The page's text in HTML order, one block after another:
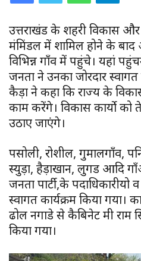
उत्तराखंड के शहरी विकास और
मंत्रिमंडल में शामिल होने के बाद
विभिन्न गाँव में पहुंचे। यहां
जनता ने उनका जोरदार स्वागत
कैड़ा ने कहा कि राज्य के
काम करेंगे। विकास कार्यो
उठाए जाएंगे।
पसोली, रोशील, गुमालगाँव,
स्युड़ा, हैड़ाखान, लुगड आदि
जनता पार्टी,के
स्वागत कार्यक्रम किया गया।
ढोल नगाडे से कैबिनेट मंत्री
किया गया।